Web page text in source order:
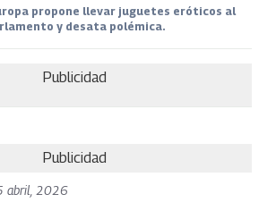
propone llevar juguetes eróticos al
y desata polémica.
Publicidad
Publicidad
abril, 2026